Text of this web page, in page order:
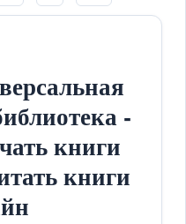
-
книги
книги